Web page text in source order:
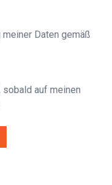
Daten gemäß
sobald auf meinen